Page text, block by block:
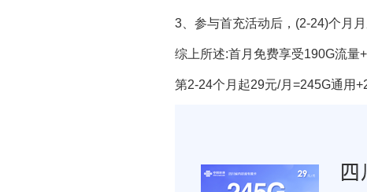
3、参与首充活动后，(2-24)个月
综上所述:首月免费享受190G流量
第2-24个月起29元/月=245G通用